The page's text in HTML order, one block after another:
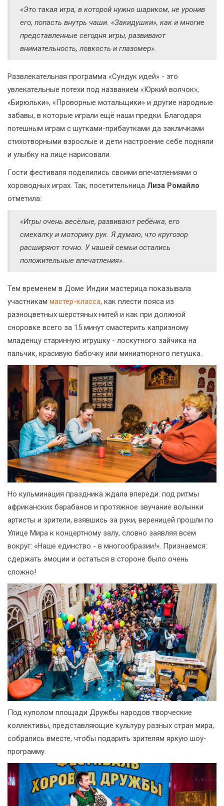
«Это такая игра, в которой нужно шариком, не уронив
его, попасть внутрь чаши. «Закидушки», как и многие
представленные сегодня игры, развивают
внимательность, ловкость и глазомер».
Развлекательная программа «Сундук идей» - это
увлекательные потехи под названием «Юркий волчок»,
«Бирюльки», «Проворные мотальщики» и другие народные
забавы, в которые играли ещё наши предки. Благодаря
потешным играм с шутками-прибаутками да закличками
стихотворными взрослые и дети настроение себе подняли
и улыбку на лице нарисовали.
Гости фестиваля поделились своими впечатлениями о
хороводных играх. Так, посетительница Лиза Ромайло
отметила:
«Игры очень весёлые, развивают ребёнка, его
смекалку и моторику рук. Я думаю, что кругозор
расширяют точно. У нашей семьи остались
положительные впечатления».
Тем временем в Доме Индии мастерица показывала
участникам мастер-класса, как плести пояса из
разноцветных шерстяных нитей и как при должной
сноровке всего за 15 минут смастерить капризному
младенцу старинную игрушку - лоскутного зайчика на
пальчик, красивую бабочку или миниатюрного петушка.
Но кульминация праздника ждала впереди: под ритмы
африканских барабанов и протяжное звучание волынки
артисты и зрители, взявшись за руки, вереницей прошли по
Улице Мира к концертному залу, словно заявляя всем
вокруг: «Наше единство - в многообразии!». Признаемся:
сдержать эмоции и остаться в стороне было очень
сложно!
Под куполом площади Дружбы народов творческие
коллективы, представляющие культуру разных стран мира,
собрались вместе, чтобы подарить зрителям яркую шоу-
программу.